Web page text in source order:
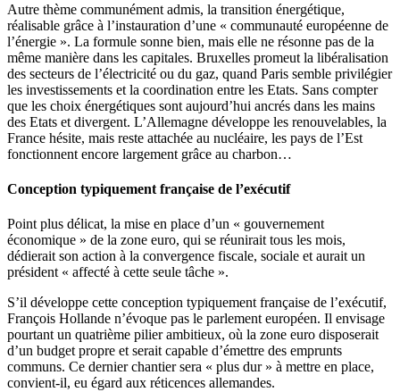
Autre thème communément admis, la transition énergétique,
réalisable grâce à l’instauration d’une « communauté européenne de
l’énergie ». La formule sonne bien, mais elle ne résonne pas de la
même manière dans les capitales. Bruxelles promeut la libéralisation
des secteurs de l’électricité ou du gaz, quand Paris semble privilégier
les investissements et la coordination entre les Etats. Sans compter
que les choix énergétiques sont aujourd’hui ancrés dans les mains
des Etats et divergent. L’Allemagne développe les renouvelables, la
France hésite, mais reste attachée au nucléaire, les pays de l’Est
fonctionnent encore largement grâce au charbon…
Conception typiquement française de l’exécutif
Point plus délicat, la mise en place d’un « gouvernement
économique » de la zone euro, qui se réunirait tous les mois,
dédierait son action à la convergence fiscale, sociale et aurait un
président « affecté à cette seule tâche ».
S’il développe cette conception typiquement française de l’exécutif,
François Hollande n’évoque pas le parlement européen. Il envisage
pourtant un quatrième pilier ambitieux, où la zone euro disposerait
d’un budget propre et serait capable d’émettre des emprunts
communs. Ce dernier chantier sera « plus dur » à mettre en place,
convient-il, eu égard aux réticences allemandes.